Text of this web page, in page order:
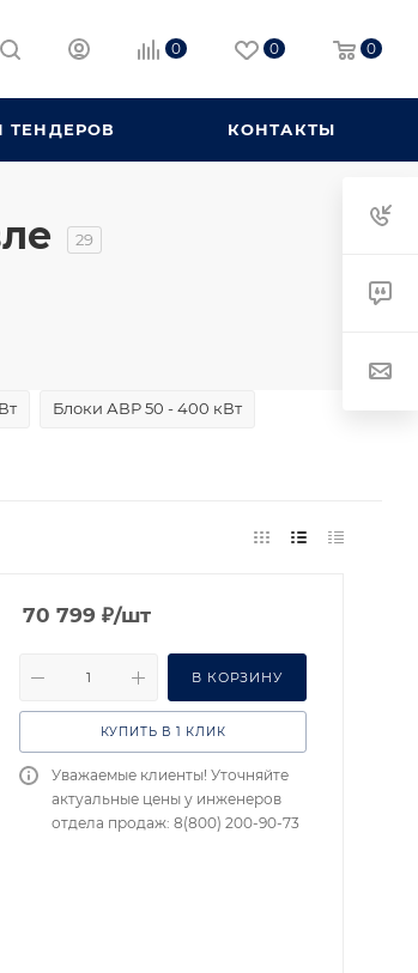
0 0 0
ТЕНДЕРОВ КОНТАКТЫ
29
Блоки АВР 50 - 400 кВт
70 799 ₽/шт
В КОРЗИНУ
КУПИТЬ В 1 КЛИК
Уважаемые клиенты! Уточняйте
актуальные цены у инженеров
отдела продаж: 8(800) 200-90-73